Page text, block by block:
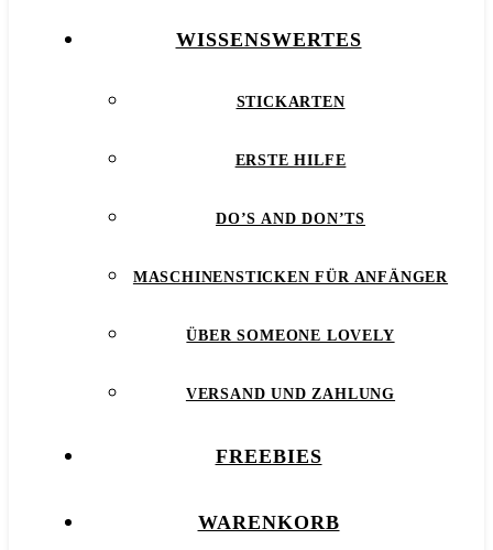
WISSENSWERTES
STICKARTEN
ERSTE HILFE
DO’S AND DON’TS
MASCHINENSTICKEN FÜR ANFÄNGER
ÜBER SOMEONE LOVELY
VERSAND UND ZAHLUNG
FREEBIES
WARENKORB